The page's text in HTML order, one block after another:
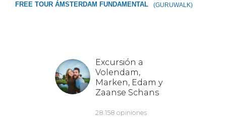
FREE TOUR ÁMSTERDAM FUNDAMENTAL (GURUWALK)